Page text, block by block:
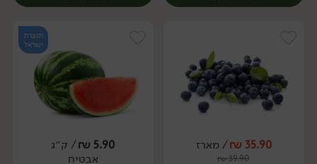
35.90
₪/ מארז
39.90
₪
תוצרת
ישראל
5.90
₪/ ק״ג
אבטיח